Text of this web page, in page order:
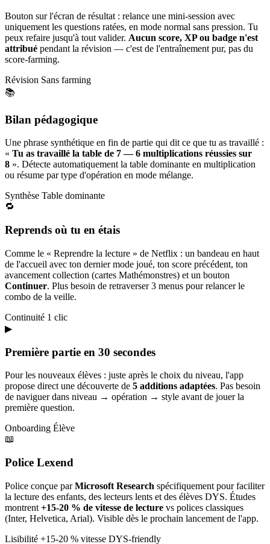
Bouton sur l'écran de résultat : relance une mini-session avec
uniquement les questions ratées, en mode normal sans pression. Tu
peux refaire jusqu'à tout valider. Aucun score, XP ou badge n'est
attribué pendant la révision — c'est de l'entraînement pur, pas du
score-farming.
Révision Sans farming
📚
Bilan pédagogique
Une phrase synthétique en fin de partie qui dit ce que tu as travaillé :
« Tu as travaillé la table de 7 — 6 multiplications réussies sur
8 ». Détecte automatiquement la table dominante en multiplication
ou résume par type d'opération en mode mélange.
Synthèse Table dominante
🔁
Reprends où tu en étais
Comme le « Reprendre la lecture » de Netflix : un bandeau en haut
de l'accueil avec ton dernier mode joué, ton score précédent, ton
avancement collection (cartes Mathémonstres) et un bouton
Continuer. Plus besoin de retraverser 3 menus pour relancer le
combo de la veille.
Continuité 1 clic
▶
Première partie en 30 secondes
Pour les nouveaux élèves : juste après le choix du niveau, l'app
propose direct une découverte de 5 additions adaptées. Pas besoin
de naviguer dans niveau → opération → style avant de jouer la
première question.
Onboarding Élève
📖
Police Lexend
Police conçue parMicrosoft Research spécifiquement pour faciliter
la lecture des enfants, des lecteurs lents et des élèves DYS. Études
montrent +15-20 % de vitesse de lecture vs polices classiques
(Inter, Helvetica, Arial). Visible dès le prochain lancement de l'app.
Lisibilité +15-20 % vitesse DYS-friendly